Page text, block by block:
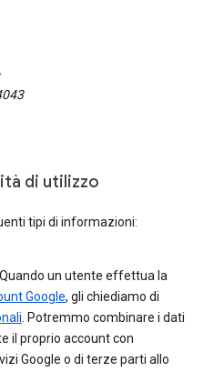
di utilizzo
tipi di informazioni:
. Quando un utente effettua la
Google, gli chiediamo di
. Potremmo combinare i dati
il proprio account con
Google o di terze parti allo